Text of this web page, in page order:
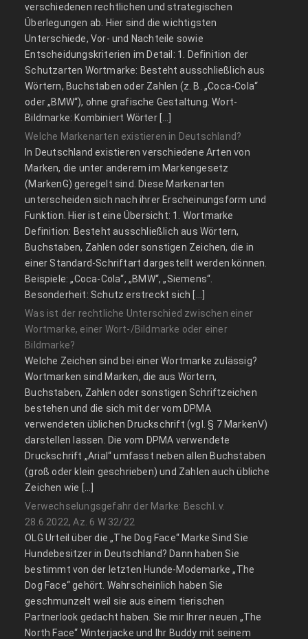
verschiedenen rechtlichen und strategischen
Überlegungen ab. Hier sind die wichtigsten
Unterschiede, Vor- und Nachteile sowie
Entscheidungskriterien im Detail: 1. Definition der
Schutzarten Wortmarke: Besteht ausschließlich aus
Wörtern, Buchstaben oder Zahlen (z. B. „Coca-Cola“
oder „BMW“), ohne grafische Gestaltung. Wort-
Bildmarke: Kombiniert Wörter […]
Welche Markenarten existieren in Deutschland?
In Deutschland existieren verschiedene Arten von
Marken, die unter anderem im Markengesetz
(MarkenG) geregelt sind. Diese Markenarten
unterscheiden sich nach ihrer Erscheinungsform und
Funktion. Hier ist eine Übersicht: 1. Wortmarke
Definition: Besteht ausschließlich aus Wörtern,
Buchstaben, Zahlen oder sonstigen Zeichen, die in
einer Standard-Schriftart dargestellt werden können.
Beispiele: „Coca-Cola“, „BMW“, „Siemens“.
Besonderheit: Schutz erstreckt sich […]
Was ist der rechtliche Unterschied zwischen einer
Wortmarke, einer Wort-/Bildmarke oder einer
Bildmarke?
Welche Zeichen sind bei einer Wortmarke zulässig?
Wortmarken sind Marken, die aus Wörtern,
Buchstaben, Zahlen oder sonstigen Schriftzeichen
bestehen und die sich mit der vom DPMA
verwendeten üblichen Druckschrift (vgl. § 7 MarkenV)
darstellen lassen. Die vom DPMA verwendete
Druckschrift „Arial“ umfasst neben allen Buchstaben
(groß oder klein geschrieben) und Zahlen auch übliche
Zeichen wie […]
Verwechselungsgefahr der Marke: Beschl. v.
28.6.2022, Az. 6 W 32/22
OLG Urteil über die „The Dog Face“ Marke Sind Sie
Hundebesitzer in Deutschland? Dann haben Sie
bestimmt von der letzten Hunde-Modemarke „The
Dog Face“ gehört. Wahrscheinlich haben Sie
geschmunzelt weil sie aus einem tierischen
Partnerlook gedacht haben. Sie mir Ihrer neuen „The
North Face“ Winterjacke und Ihr Buddy mit seinem